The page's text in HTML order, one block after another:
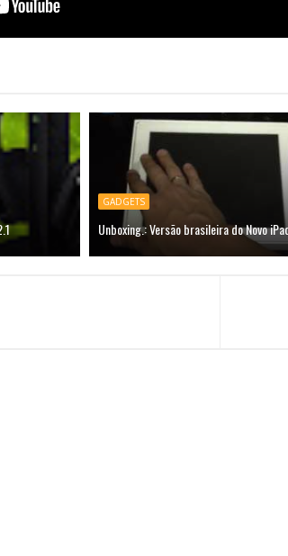
GADGETS
Unboxing.: Versão brasileira do Novo